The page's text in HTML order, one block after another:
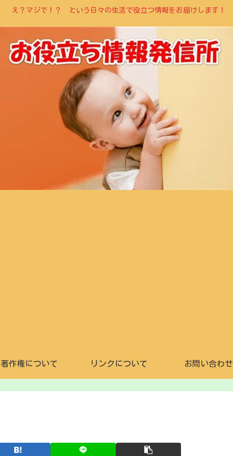
え？マジで！？ という日々の生活で役立つ情報をお届けします！
著作権について リンクについて お問い合わせ